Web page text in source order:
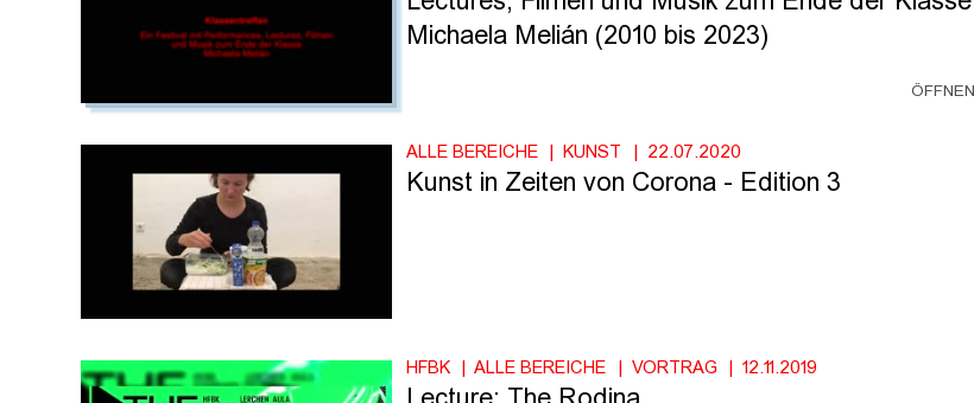
Michaela Melián (2010 bis 2023)
ÖFFNEN
ALLE BEREICHE KUNST 22.07.2020
Kunst in Zeiten von Corona - Edition 3
HFBK ALLE BEREICHE VORTRAG 12.11.2019